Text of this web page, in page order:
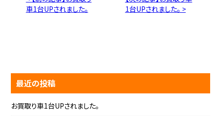
車1台UPされました。
1台UPされました。 >
最近の投稿
お買取り車1台UPされました。